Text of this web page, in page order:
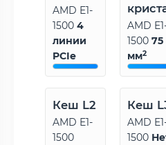
AMD E1-
1500 4
линии
PCIe
AMD
150075
мм2
Кеш L2
AMD E1-
1500
Кеш
AMD
1500